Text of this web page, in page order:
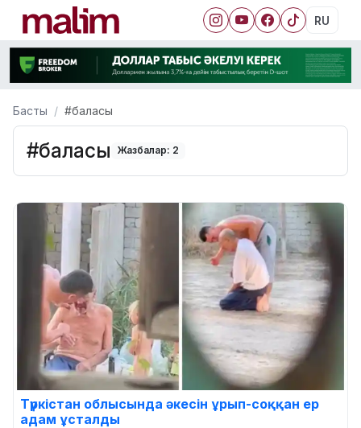
RU
Басты #баласы
#баласы Жазбалар: 2
Түркістан облысында әкесін ұрып-соққан ер
адам ұсталды